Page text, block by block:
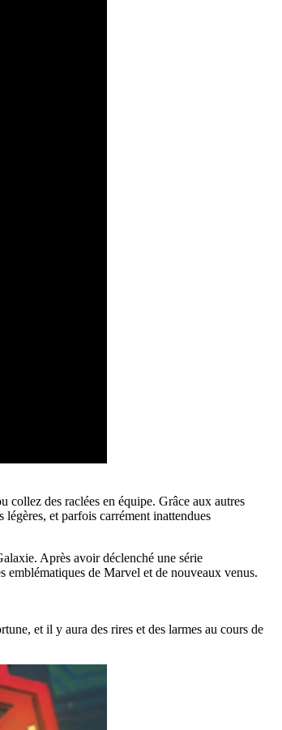
collez des raclées en équipe. Grâce aux autres
et parfois carrément inattendues
Après avoir déclenché une série
emblématiques de Marvel et de nouveaux venus.
et il y aura des rires et des larmes au cours de